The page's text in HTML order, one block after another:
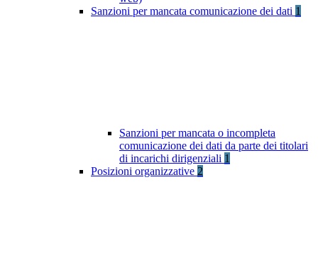
Sanzioni per mancata comunicazione dei dati 1
Sanzioni per mancata o incompleta
comunicazione dei dati da parte dei titolari
di incarichi dirigenziali 1
Posizioni organizzative 2